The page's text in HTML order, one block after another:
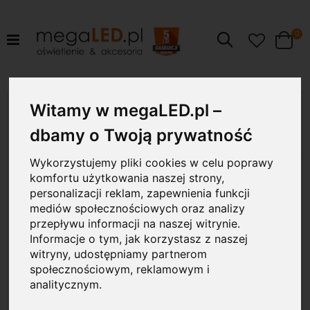
Witamy w megaLED.pl –
dbamy o Twoją prywatność
Wykorzystujemy pliki cookies w celu poprawy
komfortu użytkowania naszej strony,
personalizacji reklam, zapewnienia funkcji
mediów społecznościowych oraz analizy
przepływu informacji na naszej witrynie.
Informacje o tym, jak korzystasz z naszej
witryny, udostępniamy partnerom
społecznościowym, reklamowym i
analitycznym.
Szukaj Cart
0
koniec
galerii
15W